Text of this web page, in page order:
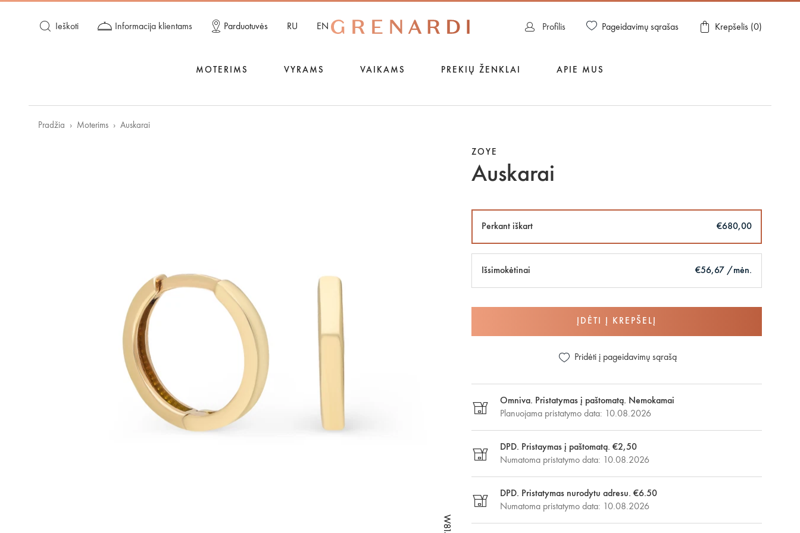
Profilis Pageidavimų sąrašas Krepšelis (0)
Ieškoti Informacija klientams Parduotuvės RU EN
MOTERIMS VYRAMS VAIKAMS PREKIŲ ŽENKLAI APIE MUS
Pradžia Moterims Auskarai
ZOYE
Auskarai
Perkant iškart €680,00
Išsimokėtinai €56,67 /mėn.
ĮDĖTI Į KREPŠELĮ
Pridėti į pageidavimų sąrašą
Omniva. Pristatymas į paštomatą. Nemokamai
Planuojama pristatymo data: 10.08.2026
DPD. Pristaymas į paštomatą. €2,50
Numatoma pristatymo data: 10.08.2026
DPD. Pristatymas nurodytu adresu. €6.50
Numatoma pristatymo data: 10.08.2026